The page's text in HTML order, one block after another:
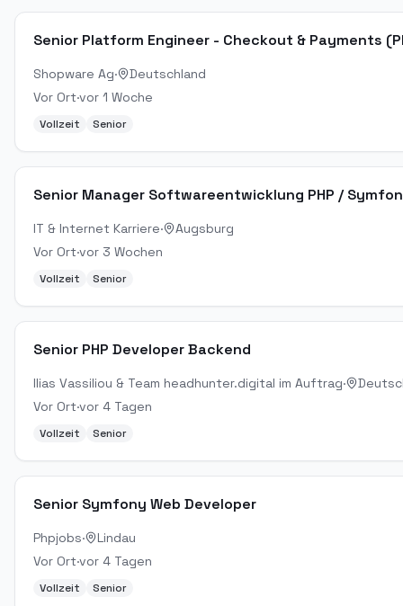
Senior Platform Engineer - Checkout & Payments
Shopware Ag·
Deutschland
Vor Ort·vor 1 Woche
Vollzeit Senior
Senior Manager Softwareentwicklung PHP /
IT & Internet Karriere·
Augsburg
Vor Ort·vor 3 Wochen
Vollzeit Senior
Senior PHP Developer Backend
Ilias Vassiliou & Team headhunter.digital im Auftrag·
Vor Ort·vor 4 Tagen
Vollzeit Senior
Senior Symfony Web Developer
Phpjobs·
Lindau
Vor Ort·vor 4 Tagen
Vollzeit Senior